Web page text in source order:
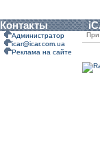
Контакты
Администратор
icar@icar.com.ua
Реклама на сайте
При